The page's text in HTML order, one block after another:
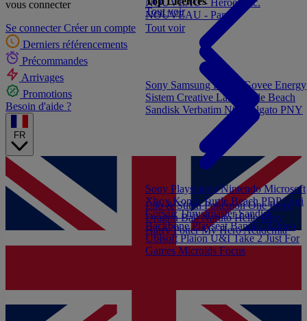
vous connecter
Se connecter Créer un compte
Derniers référencements
Précommandes
Arrivages
Promotions
Besoin d'aide ?
FR
NOUVEAU - Heroes Inc.
NOUVEAU - Panini
Tout voir
Sony PlaystationNintendoMicrosoft
XboxKonixTurtle BeachPDPHori
CorsairThrustmasterSandisk
BackbonePlayseatBandai Namco
UbisoftPlaionU&ITake 2Just For
Games Microids Focus
Tout voir
Lilo & StitchPokémonOne Piece
Dragon BallNarutoHello Kitty
Harry PotterMy Hero Academia
Sony SamsungKonix Govee Energy
Sistem Creative Labs
Turtle Beach
Sandisk Verbatim NGS Elgato PNY